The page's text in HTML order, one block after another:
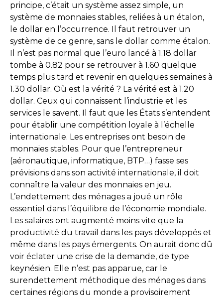
principe, c’était un système assez simple, un
système de monnaies stables, reliées à un étalon,
le dollar en l’occurrence. Il faut retrouver un
système de ce genre, sans le dollar comme étalon.
Il n’est pas normal que l’euro lancé à 1.18 dollar
tombe à 0.82 pour se retrouver à 1.60 quelque
temps plus tard et revenir en quelques semaines à
1.30 dollar. Où est la vérité ? La vérité est à 1.20
dollar. Ceux qui connaissent l’industrie et les
services le savent. Il faut que les États s’entendent
pour établir une compétition loyale à l’échelle
internationale. Les entreprises ont besoin de
monnaies stables. Pour que l’entrepreneur
(aéronautique, informatique, BTP…) fasse ses
prévisions dans son activité internationale, il doit
connaître la valeur des monnaies en jeu.
L’endettement des ménages a joué un rôle
essentiel dans l’équilibre de l’économie mondiale.
Les salaires ont augmenté moins vite que la
productivité du travail dans les pays développés et
même dans les pays émergents. On aurait donc dû
voir éclater une crise de la demande, de type
keynésien. Elle n’est pas apparue, car le
surendettement méthodique des ménages dans
certaines régions du monde a provisoirement